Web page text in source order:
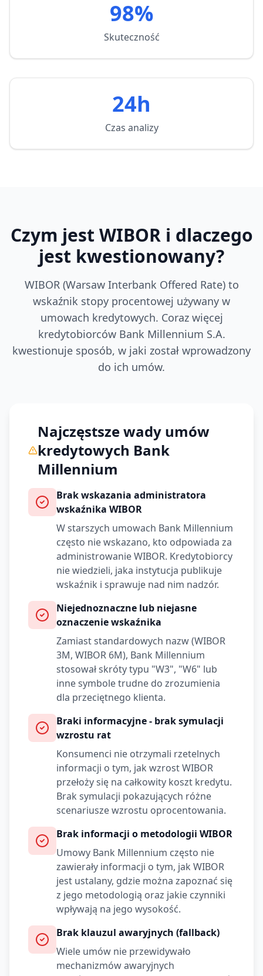
98%
Skuteczność
24h
Czas analizy
Czym jest WIBOR i dlaczego
jest kwestionowany?
WIBOR (Warsaw Interbank Offered Rate) to
wskaźnik stopy procentowej używany w
umowach kredytowych. Coraz więcej
kredytobiorców Bank Millennium S.A.
kwestionuje sposób, w jaki został wprowadzony
do ich umów.
Najczęstsze wady umów
kredytowych Bank
Millennium
Brak wskazania administratora
wskaźnika WIBOR
W starszych umowach Bank Millennium
często nie wskazano, kto odpowiada za
administrowanie WIBOR. Kredytobiorcy
nie wiedzieli, jaka instytucja publikuje
wskaźnik i sprawuje nad nim nadzór.
Niejednoznaczne lub niejasne
oznaczenie wskaźnika
Zamiast standardowych nazw (WIBOR
3M, WIBOR 6M), Bank Millennium
stosował skróty typu "W3", "W6" lub
inne symbole trudne do zrozumienia
dla przeciętnego klienta.
Braki informacyjne - brak symulacji
wzrostu rat
Konsumenci nie otrzymali rzetelnych
informacji o tym, jak wzrost WIBOR
przełoży się na całkowity koszt kredytu.
Brak symulacji pokazujących różne
scenariusze wzrostu oprocentowania.
Brak informacji o metodologii WIBOR
Umowy Bank Millennium często nie
zawierały informacji o tym, jak WIBOR
jest ustalany, gdzie można zapoznać się
z jego metodologią oraz jakie czynniki
wpływają na jego wysokość.
Brak klauzul awaryjnych (fallback)
Wiele umów nie przewidywało
mechanizmów awaryjnych